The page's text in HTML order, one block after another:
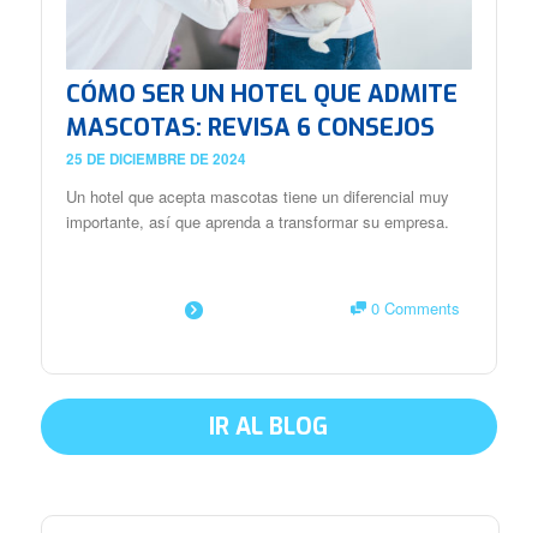
CÓMO SER UN HOTEL QUE ADMITE
MASCOTAS: REVISA 6 CONSEJOS
25 DE DICIEMBRE DE 2024
Un hotel que acepta mascotas tiene un diferencial muy
importante, así que aprenda a transformar su empresa.
0 Comments
IR AL BLOG